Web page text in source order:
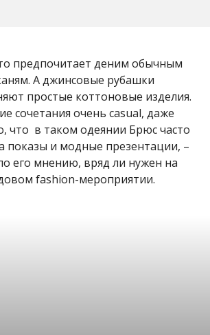
предпочитает деним обычным
А джинсовые рубашки
простые коттоновые изделия.
сочетания очень casual, даже
что в таком одеянии Брюс часто
показы и модные презентации, –
его мнению, вряд ли нужен на
fashion-мероприятии.